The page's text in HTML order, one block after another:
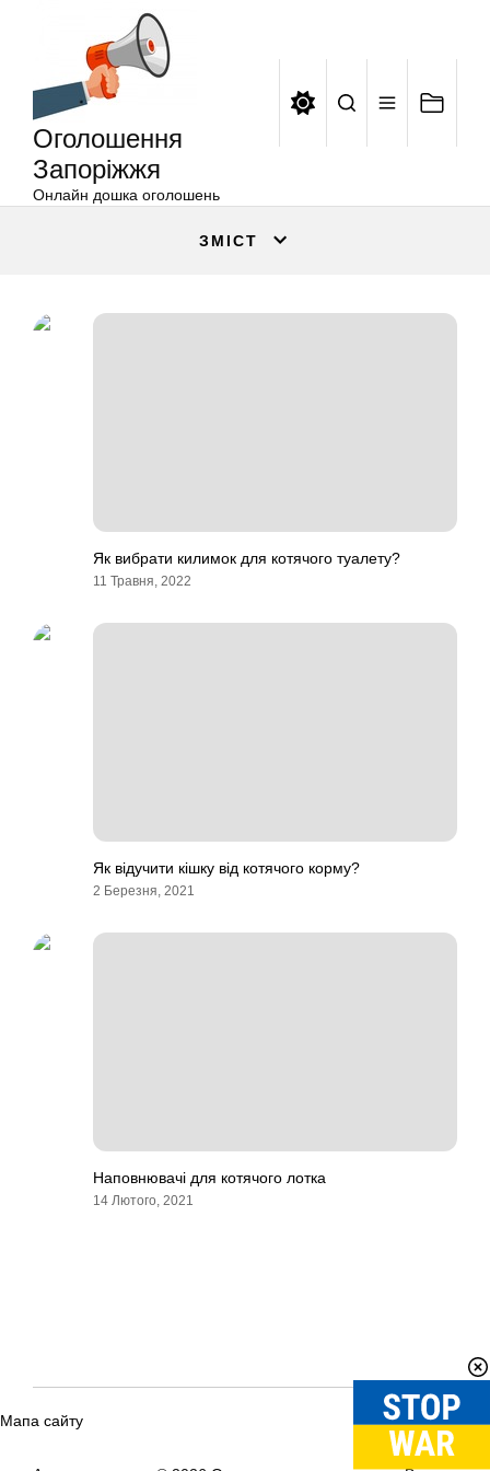
Оголошення
Запоріжжя
Онлайн дошка оголошень
ЗМІСТ
Як вибрати килимок для котячого туалету?
11 Травня, 2022
Як відучити кішку від котячого корму?
2 Березня, 2021
Наповнювачі для котячого лотка
14 Лютого, 2021
Мапа сайту